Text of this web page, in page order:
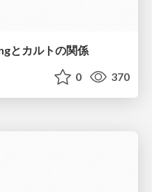
とカルトの関係
0 370